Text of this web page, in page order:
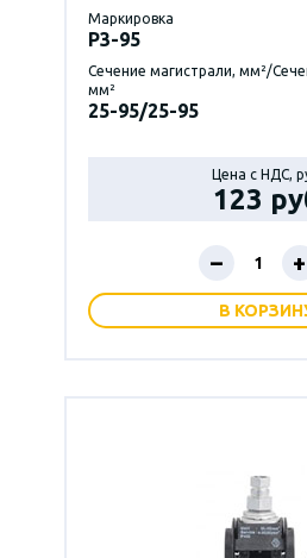
Маркировка
P3-95
Сечение магистрали, мм²/
мм²
25-95/25-95
Цена с НДС,
123
– +
В